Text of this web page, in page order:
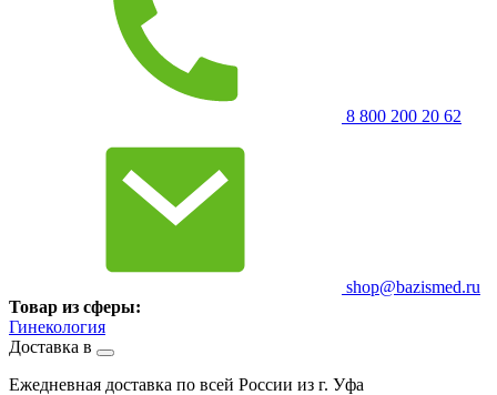
8 800 200 20 62
shop@bazismed.ru
Товар из сферы:
Гинекология
Доставка в
Ежедневная доставка по всей России из г. Уфа